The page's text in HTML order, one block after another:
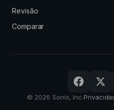
Revisão
Comparar
© 2026 Sonix, Inc.